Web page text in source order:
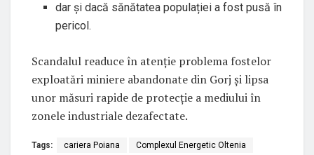
dar și dacă sănătatea populației a fost pusă în
pericol.
Scandalul readuce în atenție problema fostelor
exploatări miniere abandonate din Gorj și lipsa
unor măsuri rapide de protecție a mediului în
zonele industriale dezafectate.
Tags: cariera Poiana Complexul Energetic Oltenia